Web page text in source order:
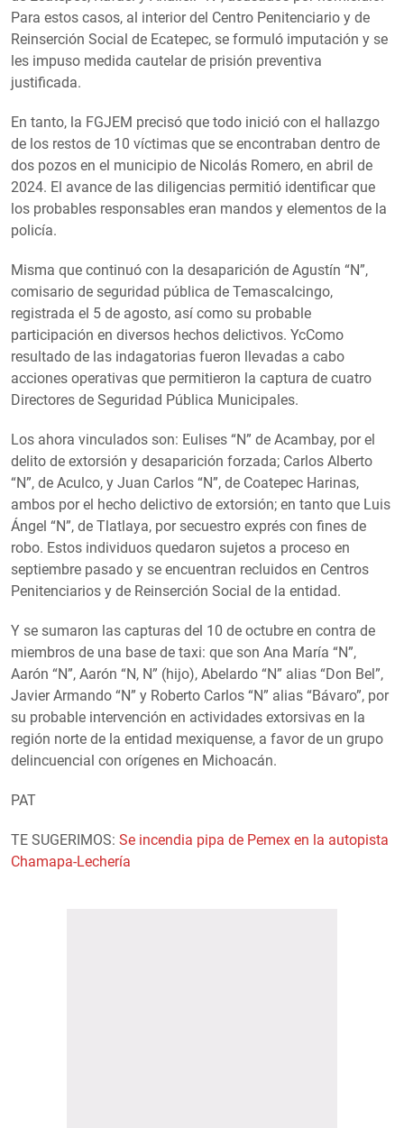
Para estos casos, al interior del Centro Penitenciario y de
Reinserción Social de Ecatepec, se formuló imputación y se
les impuso medida cautelar de prisión preventiva
justificada.
En tanto, la FGJEM precisó que todo inició con el hallazgo
de los restos de 10 víctimas que se encontraban dentro de
dos pozos en el municipio de Nicolás Romero, en abril de
2024. El avance de las diligencias permitió identificar que
los probables responsables eran mandos y elementos de la
policía.
Misma que continuó con la desaparición de Agustín “N”,
comisario de seguridad pública de Temascalcingo,
registrada el 5 de agosto, así como su probable
participación en diversos hechos delictivos. YcComo
resultado de las indagatorias fueron llevadas a cabo
acciones operativas que permitieron la captura de cuatro
Directores de Seguridad Pública Municipales.
Los ahora vinculados son: Eulises “N” de Acambay, por el
delito de extorsión y desaparición forzada; Carlos Alberto
“N”, de Aculco, y Juan Carlos “N”, de Coatepec Harinas,
ambos por el hecho delictivo de extorsión; en tanto que Luis
Ángel “N”, de Tlatlaya, por secuestro exprés con fines de
robo. Estos individuos quedaron sujetos a proceso en
septiembre pasado y se encuentran recluidos en Centros
Penitenciarios y de Reinserción Social de la entidad.
Y se sumaron las capturas del 10 de octubre en contra de
miembros de una base de taxi: que son Ana María “N”,
Aarón “N”, Aarón “N, N” (hijo), Abelardo “N” alias “Don Bel”,
Javier Armando “N” y Roberto Carlos “N” alias “Bávaro”, por
su probable intervención en actividades extorsivas en la
región norte de la entidad mexiquense, a favor de un grupo
delincuencial con orígenes en Michoacán.
PAT
TE SUGERIMOS: Se incendia pipa de Pemex en la autopista
Chamapa-Lechería